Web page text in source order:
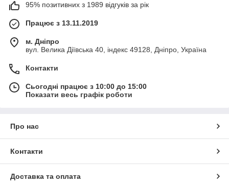
95% позитивних з 1989 відгуків за рік
Працює з 13.11.2019
м. Дніпро
вул. Велика Діївська 40, індекс 49128, Дніпро, Україна
Контакти
Сьогодні працює з 10:00 до 15:00
Показати весь графік роботи
Про нас
Контакти
Доставка та оплата